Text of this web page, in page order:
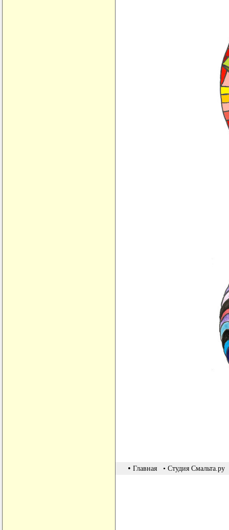
• Главная • Студия Смальта.ру